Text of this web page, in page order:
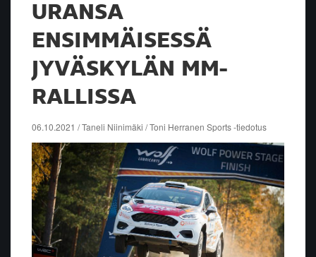
URANSA
ENSIMMÄISESSÄ
JYVÄSKYLÄN MM-
RALLISSA
06.10.2021 / Taneli Niinimäki / Toni Herranen Sports -tiedotus